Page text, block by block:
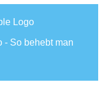
Logo
- So behebt man